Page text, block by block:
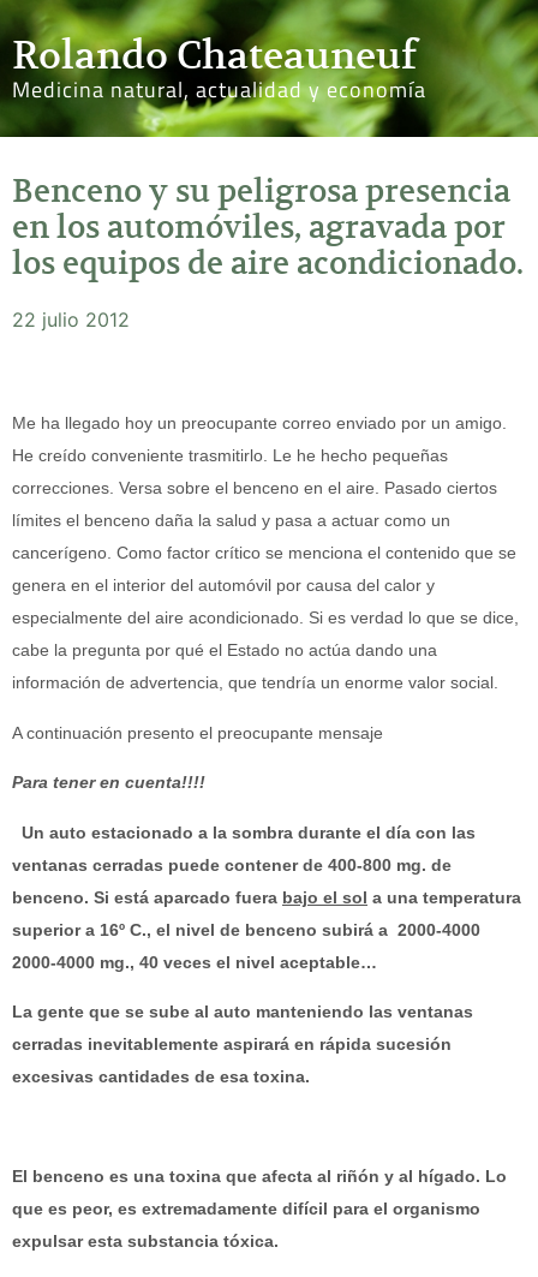
Rolando Chateauneuf
Medicina natural, actualidad y economía
Benceno y su peligrosa presencia
en los automóviles, agravada por
los equipos de aire acondicionado.
22 julio 2012
Me ha llegado hoy un preocupante correo enviado por un amigo.
He creído conveniente trasmitirlo. Le he hecho pequeñas
correcciones. Versa sobre el benceno en el aire. Pasado ciertos
límites el benceno daña la salud y pasa a actuar como un
cancerígeno. Como factor crítico se menciona el contenido que se
genera en el interior del automóvil por causa del calor y
especialmente del aire acondicionado. Si es verdad lo que se dice,
cabe la pregunta por qué el Estado no actúa dando una
información de advertencia, que tendría un enorme valor social.
A continuación presento el preocupante mensaje
Para tener en cuenta!!!!
Un auto estacionado a la sombra durante el día con las
ventanas cerradas puede contener de 400-800 mg. de
benceno. Si está aparcado fuera bajo el sol a una temperatura
superior a 16º C., el nivel de benceno subirá a 2000-4000
2000-4000 mg., 40 veces el nivel aceptable…
La gente que se sube al auto manteniendo las ventanas
cerradas inevitablemente aspirará en rápida sucesión
excesivas cantidades de esa toxina.
El benceno es una toxina que afecta al riñón y al hígado. Lo
que es peor, es extremadamente difícil para el organismo
expulsar esta substancia tóxica.